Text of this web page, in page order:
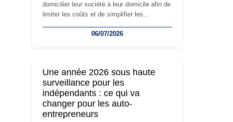
domicilier leur société à leur domicile afin de
limiter les coûts et de simplifier les
l'activité, cette solution peut rapidement
siège social répond souvent à une nouvelle
étape de la vie de l'entreprise et implique
plusieurs formalités obligatoires.
06/07/2026
Une année 2026 sous haute
surveillance pour les
indépendants : ce qui va
changer pour les auto-
entrepreneurs